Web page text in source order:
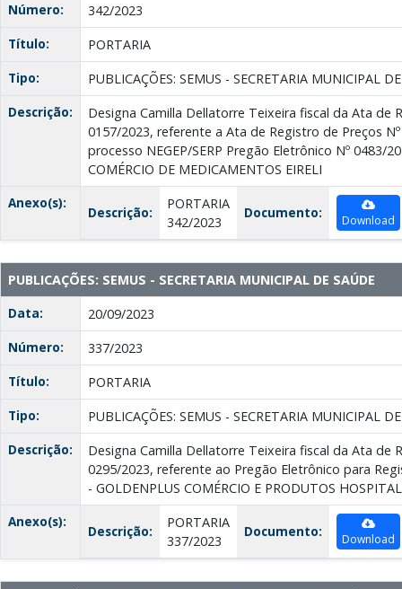
Número:
342/2023
Título:
PORTARIA
Tipo:
PUBLICAÇÕES: SEMUS - SECRETARIA MUNICIPAL
Descrição:
Designa Camilla Dellatorre Teixeira fiscal da Ata de
0157/2023, referente a Ata de Registro de Preços
processo NEGEP/SERP Pregão Eletrônico Nº 0483/
COMÉRCIO DE MEDICAMENTOS EIRELI
Anexo(s):
Descrição:
PORTARIA
342/2023
Documento: Download
PUBLICAÇÕES: SEMUS - SECRETARIA MUNICIPAL DE SAÚDE
Data:
20/09/2023
Número:
337/2023
Título:
PORTARIA
Tipo:
PUBLICAÇÕES: SEMUS - SECRETARIA MUNICIPAL
Descrição:
Designa Camilla Dellatorre Teixeira fiscal da Ata de
0295/2023, referente ao Pregão Eletrônico para
- GOLDENPLUS COMÉRCIO E PRODUTOS
Anexo(s):
Descrição:
PORTARIA
337/2023
Documento: Download